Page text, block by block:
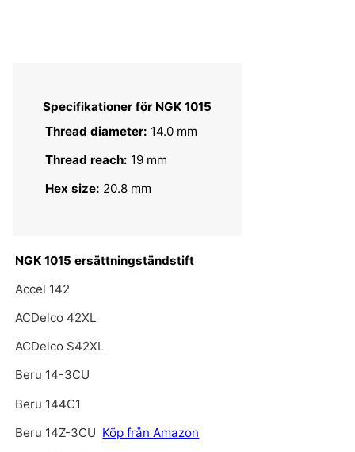
Specifikationer för NGK 1015
Thread diameter: 14.0 mm
Thread reach: 19 mm
Hex size: 20.8 mm
NGK 1015 ersättningständstift
Accel 142
ACDelco 42XL
ACDelco S42XL
Beru 14-3CU
Beru 144C1
Beru 14Z-3CU Köp från Amazon